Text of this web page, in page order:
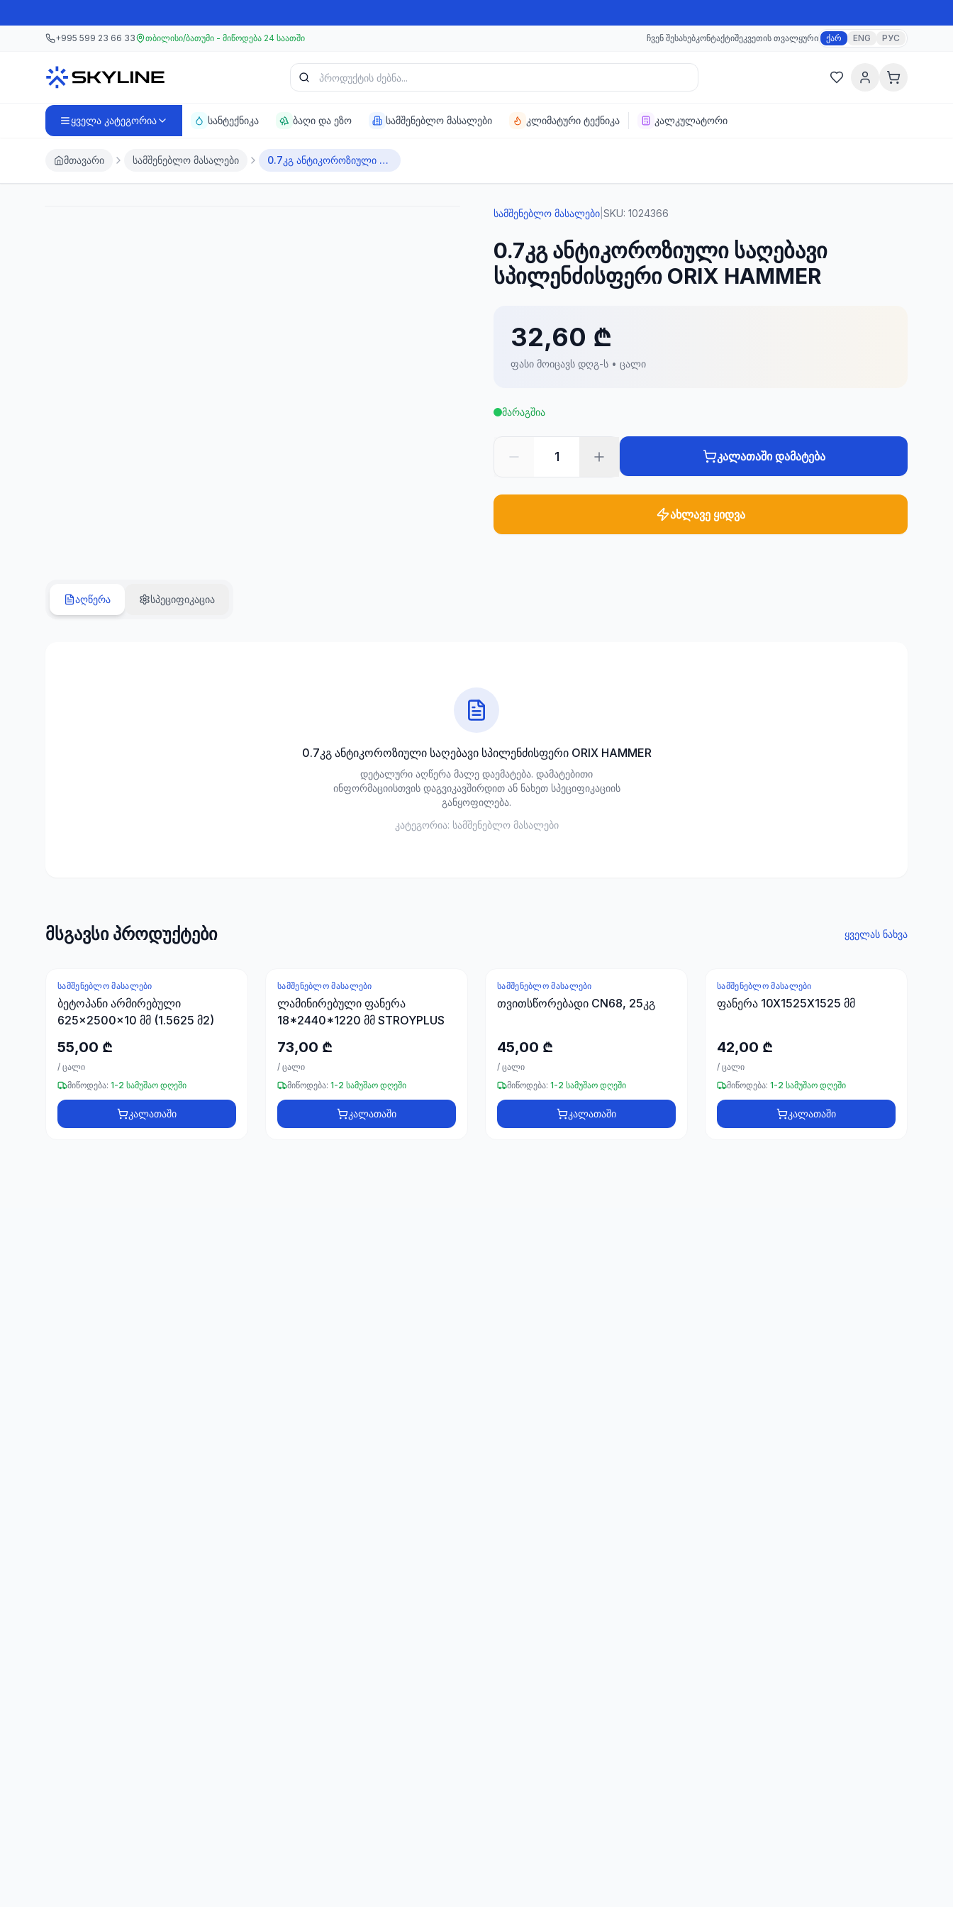
მთავარ კონტენტზე გადასვლა
+995 599 23 66 33 თბილისი/ბათუმი - მიწოდება 24 საათში ჩვენ შესახებკონტაქტიშეკვეთის თვალყური ქარ ENG РУС
პროდუქტის ძებნა
ყველა კატეგორია სანტექნიკა ბაღი და ეზო სამშენებლო მასალები კლიმატური ტექნიკა კალკულატორი
მთავარი სამშენებლო მასალები 0.7კგ ანტიკოროზიული საღებავი სპილენძისფერი ORIX HAMMER
სამშენებლო მასალები SKU: 1024366
0.7კგ ანტიკოროზიული საღებავი
სპილენძისფერი ORIX HAMMER
32,60 ₾
ფასი მოიცავს დღგ-ს • ცალი
მარაგშია
1 კალათაში დამატება
ახლავე ყიდვა
აღწერა სპეციფიკაცია
0.7კგ ანტიკოროზიული საღებავი სპილენძისფერი ORIX HAMMER
დეტალური აღწერა მალე დაემატება. დამატებითი
ინფორმაციისთვის დაგვიკავშირდით ან ნახეთ სპეციფიკაციის
განყოფილება.
კატეგორია: სამშენებლო მასალები
მსგავსი პროდუქტები ყველას ნახვა
ᲡᲐᲛᲨᲔᲜᲔᲑᲚᲝ ᲛᲐᲡᲐᲚᲔᲑᲘ
ბეტოპანი არმირებული
625x2500x10 მმ (1.5625 მ2)
55,00 ₾
/ ცალი
მიწოდება: 1-2 სამუშაო დღეში
კალათაში
ᲡᲐᲛᲨᲔᲜᲔᲑᲚᲝ ᲛᲐᲡᲐᲚᲔᲑᲘ
ლამინირებული ფანერა
18*2440*1220 მმ STROYPLUS
73,00 ₾
/ ცალი
მიწოდება: 1-2 სამუშაო დღეში
კალათაში
ᲡᲐᲛᲨᲔᲜᲔᲑᲚᲝ ᲛᲐᲡᲐᲚᲔᲑᲘ
თვითსწორებადი CN68, 25კგ
45,00 ₾
/ ცალი
მიწოდება: 1-2 სამუშაო დღეში
კალათაში
ᲡᲐᲛᲨᲔᲜᲔᲑᲚᲝ ᲛᲐᲡᲐᲚᲔᲑᲘ
ფანერა 10X1525X1525 მმ
42,00 ₾
/ ცალი
მიწოდება: 1-2 სამუშაო დღეში
კალათაში